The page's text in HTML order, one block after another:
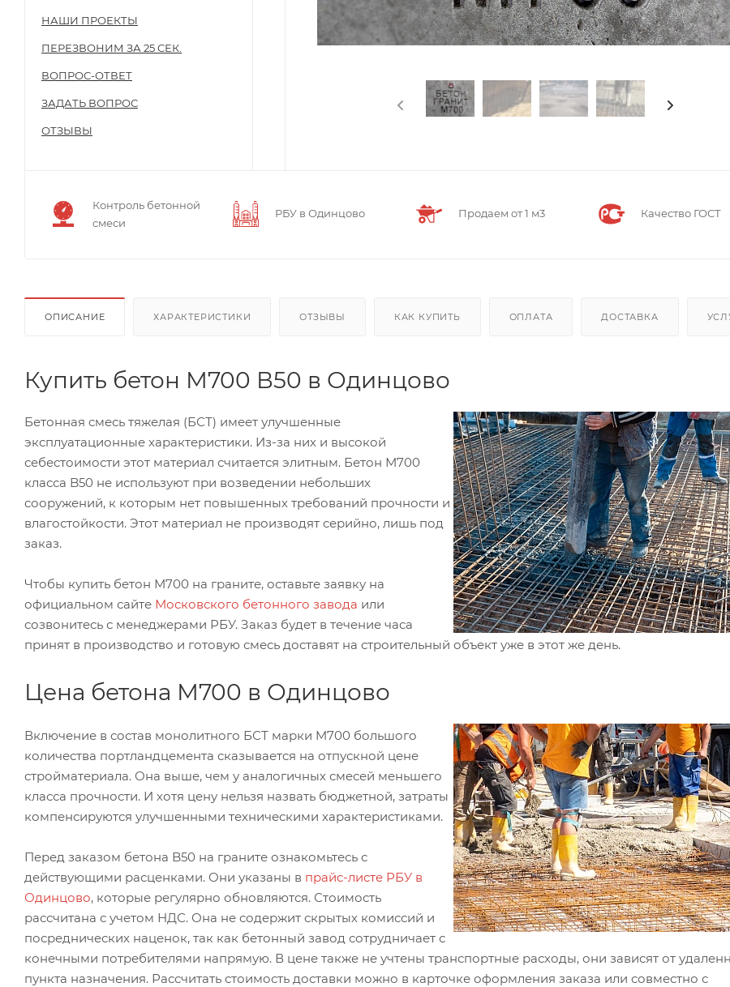
НАШИ ПРОЕКТЫ
ПЕРЕЗВОНИМ ЗА 25 СЕК.
ВОПРОС-ОТВЕТ
ЗАДАТЬ ВОПРОС
ОТЗЫВЫ
Контроль бетонной
смеси
РБУ в Одинцово Продаем от 1 м3 Качество ГОСТ
ОПИСАНИЕ ХАРАКТЕРИСТИКИ ОТЗЫВЫ КАК КУПИТЬ ОПЛАТА ДОСТАВКА
Купить бетон М700 В50 в Одинцово
Бетонная смесь тяжелая (БСТ) имеет улучшенные
эксплуатационные характеристики. Из-за них и высокой
себестоимости этот материал считается элитным. Бетон М700
класса B50 не используют при возведении небольших
сооружений, к которым нет повышенных требований прочности и
влагостойкости. Этот материал не производят серийно, лишь под
заказ.
Чтобы купить бетон М700 на граните, оставьте заявку на
официальном сайте Московского бетонного завода или
созвонитесь с менеджерами РБУ. Заказ будет в течение часа
принят в производство и готовую смесь доставят на строительный объект уже в этот же день.
Цена бетона М700 в Одинцово
Включение в состав монолитного БСТ марки M700 большого
количества портландцемента сказывается на отпускной цене
стройматериала. Она выше, чем у аналогичных смесей меньшего
класса прочности. И хотя цену нельзя назвать бюджетной, затраты
компенсируются улучшенными техническими характеристиками.
Перед заказом бетона B50 на граните ознакомьтесь с
действующими расценками. Они указаны в прайс-листе РБУ в
Одинцово, которые регулярно обновляются. Стоимость
рассчитана с учетом НДС. Она не содержит скрытых комиссий и
посреднических наценок, так как бетонный завод сотрудничает с
конечными потребителями напрямую. В цене также не учтены транспортные расходы, они зависят от
пункта назначения. Рассчитать стоимость доставки можно в карточке оформления заказа или совместно с